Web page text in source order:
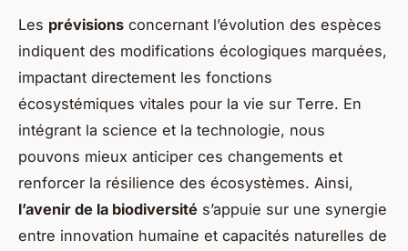
Les prévisions concernant l’évolution des espèces
indiquent des modifications écologiques marquées,
impactant directement les fonctions
écosystémiques vitales pour la vie sur Terre. En
intégrant la science et la technologie, nous
pouvons mieux anticiper ces changements et
renforcer la résilience des écosystèmes. Ainsi,
l’avenir de la biodiversité s’appuie sur une synergie
entre innovation humaine et capacités naturelles de